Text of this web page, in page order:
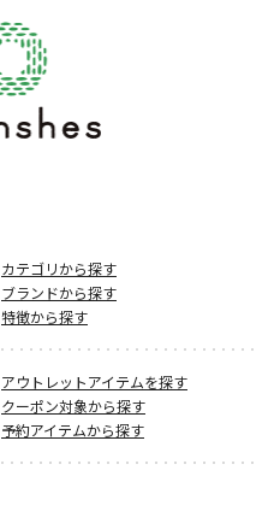
カテゴリから探す
ブランドから探す
特徴から探す
アウトレットアイテムを探す
クーポン対象から探す
予約アイテムから探す